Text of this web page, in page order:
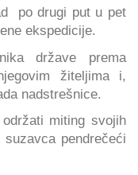
po drugi put u pet
ekspedicije.
države prema
žiteljima i,
nadstrešnice.
miting svojih
pendrečeći